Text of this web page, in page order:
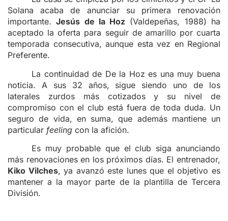
Solana acaba de anunciar su primera renovación
importante.Jesús de la Hoz (Valdepeñas, 1988) ha
aceptado la oferta para seguir de amarillo por cuarta
temporada consecutiva, aunque esta vez en Regional
Preferente.
La continuidad de De la Hoz es una muy buena
noticia. A sus 32 años, sigue siendo uno de los
laterales zurdos más cotizados y su nivel de
compromiso con el club está fuera de toda duda. Un
seguro de vida, en suma, que además mantiene un
particular feeling con la afición.
Es muy probable que el club siga anunciando
más renovaciones en los próximos días. El entrenador,
Kiko Vilches, ya avanzó este lunes que el objetivo es
mantener a la mayor parte de la plantilla de Tercera
División.